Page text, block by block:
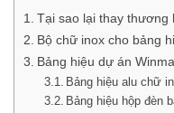
Tại sao lại thay thương
Bộ chữ inox cho bảng
Bảng hiệu dự án
Bảng hiệu alu chữ
Bảng hiệu hộp đèn